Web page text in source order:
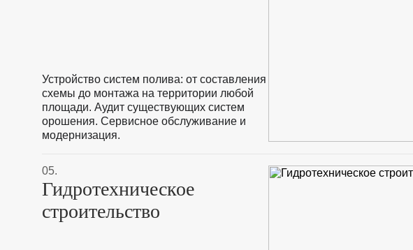
Устройство систем полива: от составления
схемы до монтажа на территории любой
площади. Аудит существующих систем
орошения. Сервисное обслуживание и
модернизация.
05.
Гидротехническое
строительство